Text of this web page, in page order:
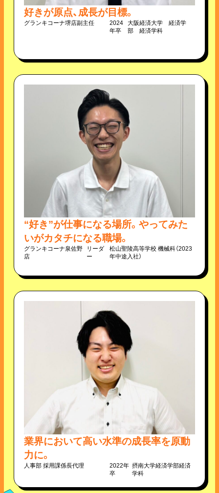
好きが原点、成長が目標。
グランキコーナ堺店副主任
2024
年卒
大阪経済大学 経済学
部 経済学科
“好き”が仕事になる場所。やってみた
いがカタチになる職場。
グランキコーナ泉佐野
店
リーダ
ー
松山聖陵高等学校 機械科（2023
年中途入社）
業界において高い水準の成長率を原動
力に。
人事部 採用課係長代理
2022年
卒
摂南大学経済学部経済
学科